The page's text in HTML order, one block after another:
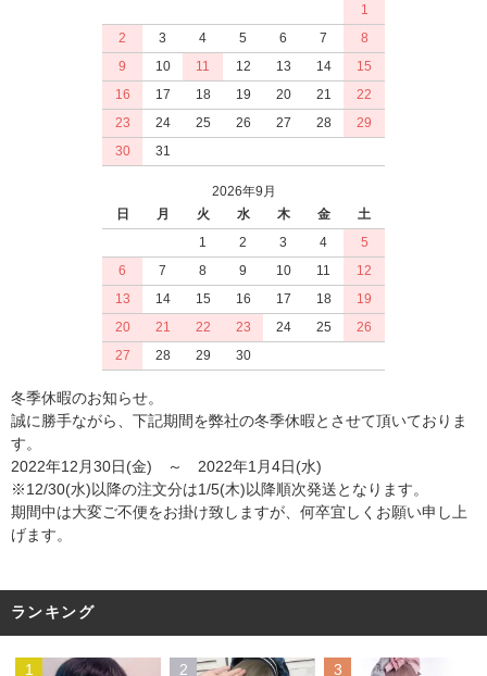
1
2
3 4 5 6 7
8
9
10 11 12 13 14
15
16
17 18 19 20 21
22
23
24 25 26 27 28
29
30
31
2026年9月
日
月 火 水 木 金
土
1
2 3 4
5
6
7 8 9 10 11
12
13
14 15 16 17 18
19
20
21 22 23 24 25
26
27
28 29 30
冬季休暇のお知らせ。
誠に勝手ながら、下記期間を弊社の冬季休暇とさせて頂いておりま
す。
2022年12月30日(金) ～ 2022年1月4日(水)
※12/30(水)以降の注文分は1/5(木)以降順次発送となります。
期間中は大変ご不便をお掛け致しますが、何卒宜しくお願い申し上
げます。
ランキング
1 2 3